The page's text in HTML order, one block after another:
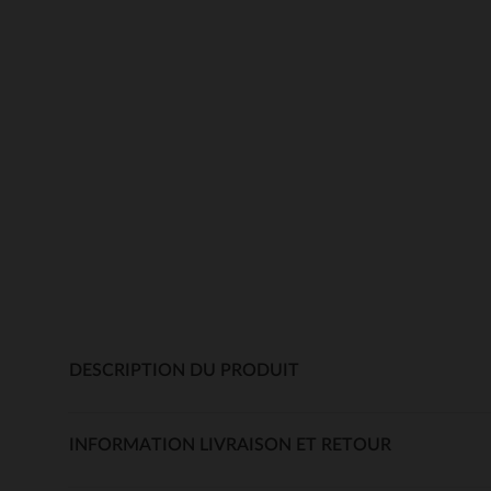
DESCRIPTION DU PRODUIT
INFORMATION LIVRAISON ET RETOUR